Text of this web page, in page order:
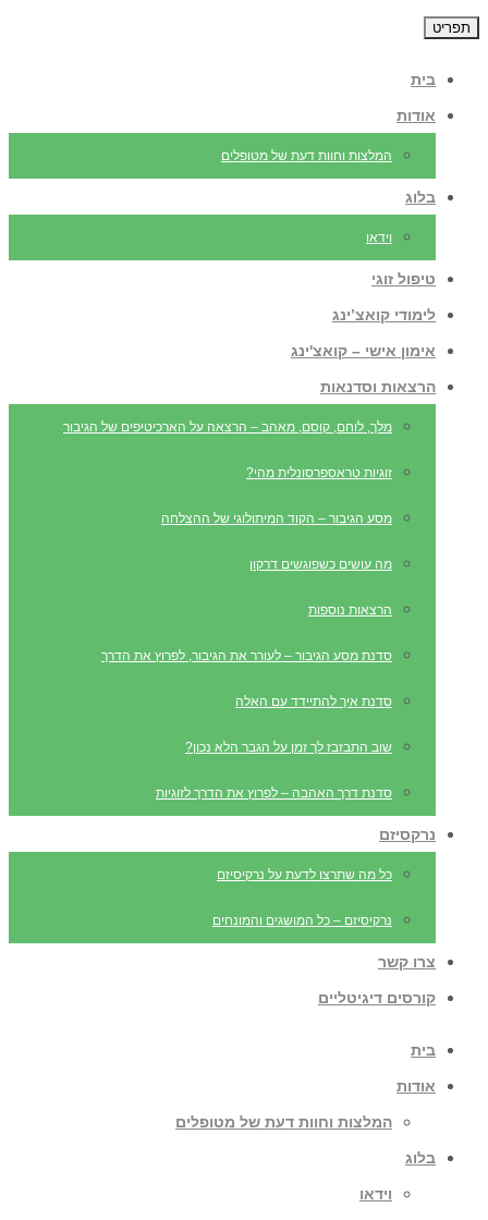
תפריט
בית
אודות
המלצות וחוות דעת של מטופלים
בלוג
וידאו
טיפול זוגי
לימודי קואצ’ינג
אימון אישי – קואצ'ינג
הרצאות וסדנאות
מלך, לוחם, קוסם, מאהב – הרצאה על הארכיטיפים של הגיבור
זוגיות טראספרסונלית מהי?
מסע הגיבור – הקוד המיתולוגי של ההצלחה
מה עושים כשפוגשים דרקון
הרצאות נוספות
סדנת מסע הגיבור – לעורר את הגיבור, לפרוץ את הדרך
סדנת איך להתיידד עם האלה
שוב התבזבז לך זמן על הגבר הלא נכון?
סדנת דרך האהבה – לפרוץ את הדרך לזוגיות
נרקסיזם
כל מה שתרצו לדעת על נרקיסיזם
נרקיסיזם – כל המושגים והמונחים
צרו קשר
קורסים דיגיטליים
בית
אודות
המלצות וחוות דעת של מטופלים
בלוג
וידאו